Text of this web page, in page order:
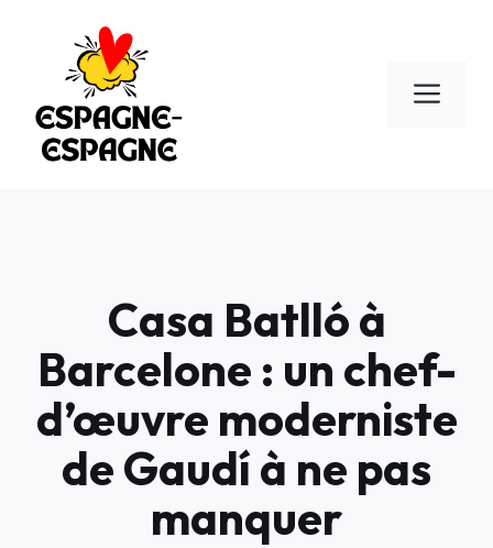
contenu
Casa Batlló à
Barcelone : un chef-
d’œuvre moderniste
de Gaudí à ne pas
manquer